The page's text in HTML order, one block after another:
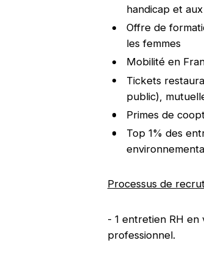
handicap et
Offre de
les femmes
Mobilité en
Tickets
public),
Primes de
Top 1% des
Processus de
- 1 entretien RH
professionnel.